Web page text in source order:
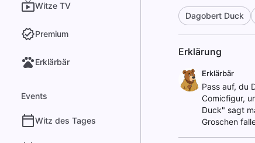
Witze TV
Premium
Erklärbär
Events
Witz des Tages
Dagobert Duck
Erklärung
Erklärbär
Pass auf, du
Comicfigur,
Duck" sagt
Groschen